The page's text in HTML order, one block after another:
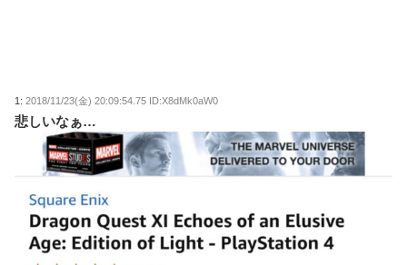
1:2018/11/23(金) 20:09:54.75 ID:X8dMk0aW0
悲しいなぁ…